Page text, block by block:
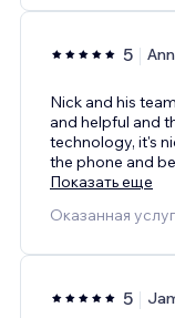
5
Nick and his
and helpful and
technology, it's
the phone and
Показать еще
Оказанная
5